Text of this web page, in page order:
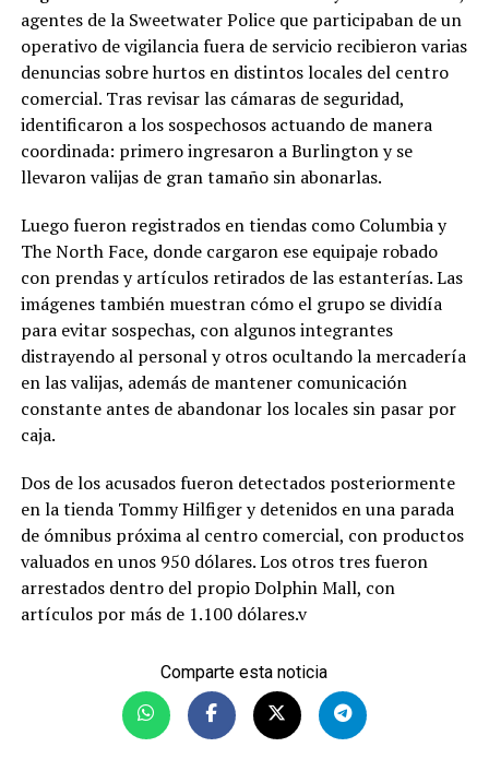
agentes de la Sweetwater Police que participaban de un
operativo de vigilancia fuera de servicio recibieron varias
denuncias sobre hurtos en distintos locales del centro
comercial. Tras revisar las cámaras de seguridad,
identificaron a los sospechosos actuando de manera
coordinada: primero ingresaron a Burlington y se
llevaron valijas de gran tamaño sin abonarlas.
Luego fueron registrados en tiendas como Columbia y
The North Face, donde cargaron ese equipaje robado
con prendas y artículos retirados de las estanterías. Las
imágenes también muestran cómo el grupo se dividía
para evitar sospechas, con algunos integrantes
distrayendo al personal y otros ocultando la mercadería
en las valijas, además de mantener comunicación
constante antes de abandonar los locales sin pasar por
caja.
Dos de los acusados fueron detectados posteriormente
en la tienda Tommy Hilfiger y detenidos en una parada
de ómnibus próxima al centro comercial, con productos
valuados en unos 950 dólares. Los otros tres fueron
arrestados dentro del propio Dolphin Mall, con
artículos por más de 1.100 dólares.v
Comparte esta noticia